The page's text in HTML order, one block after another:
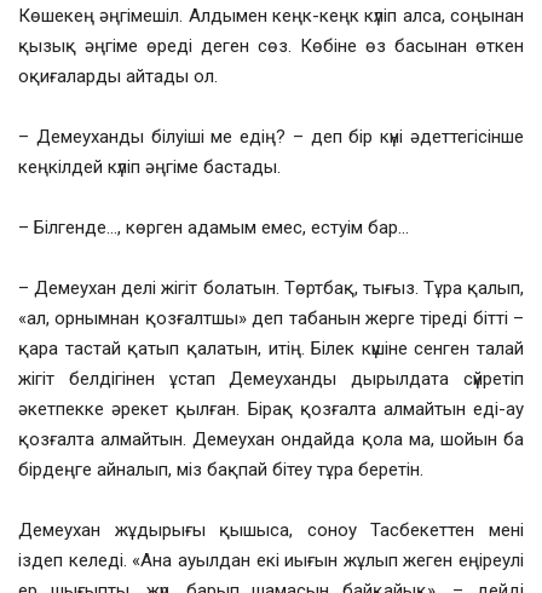
Көшекең әңгімешіл. Алдымен кеңк-кеңк күліп алса, соңынан
қызық әңгіме өреді деген сөз. Көбіне өз басынан өткен
оқиғаларды айтады ол.
– Демеуханды білуіші ме едің? – деп бір күні әдеттегісінше
кеңкілдей күліп әңгіме бастады.
– Білгенде…, көрген адамым емес, естуім бар…
– Демеухан делі жігіт болатын. Төртбақ, тығыз. Тұра қалып,
«ал, орнымнан қозғалтшы» деп табанын жерге тіреді бітті –
қара тастай қатып қалатын, итің. Білек күшіне сенген талай
жігіт белдігінен ұстап Демеуханды дырылдата сүйретіп
әкетпекке әрекет қылған. Бірақ қозғалта алмайтын еді-ау
қозғалта алмайтын. Демеухан ондайда қола ма, шойын ба
бірдеңге айналып, міз бақпай бітеу тұра беретін.
Демеухан жұдырығы қышыса, соноу Тасбекеттен мені
іздеп келеді. «Ана ауылдан екі иығын жұлып жеген еңіреулі